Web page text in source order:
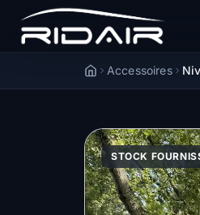
AccueilAccessoires
STOCK